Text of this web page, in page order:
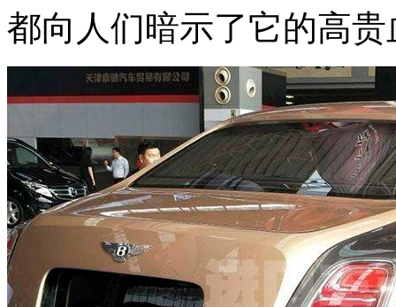
都向人们暗示了它的高贵